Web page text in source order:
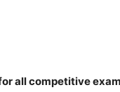
all competitive